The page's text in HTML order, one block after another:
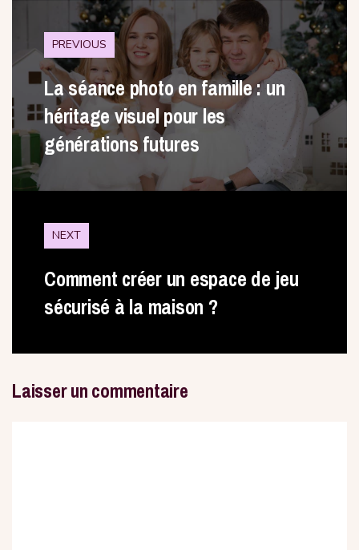
PREVIOUS
La séance photo en famille : un
héritage visuel pour les
générations futures
NEXT
Comment créer un espace de jeu
sécurisé à la maison ?
Laisser un commentaire